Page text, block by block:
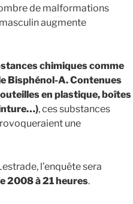
de malformations
augmente
chimiques comme
Bisphénol-A. Contenues
en plastique, boîtes
, ces substances
une
l’enquête sera
2008 à 21 heures.